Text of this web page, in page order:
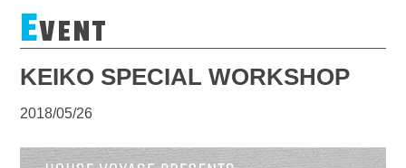
EVENT
KEIKO SPECIAL WORKSHOP
2018/05/26